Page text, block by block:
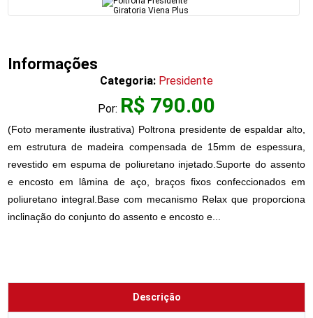
Informações
Categoria: Presidente
Por: R$ 790.00
(Foto meramente ilustrativa) Poltrona presidente de espaldar alto,
em estrutura de madeira compensada de 15mm de espessura,
revestido em espuma de poliuretano injetado.Suporte do assento
e encosto em lâmina de aço, braços fixos confeccionados em
poliuretano integral.Base com mecanismo Relax que proporciona
inclinação do conjunto do assento e encosto e...
Descrição